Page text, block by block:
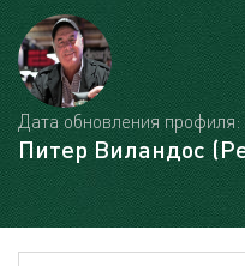
Дата обновления
Питер Виландос